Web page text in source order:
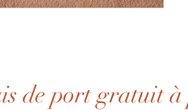
de port gratuit